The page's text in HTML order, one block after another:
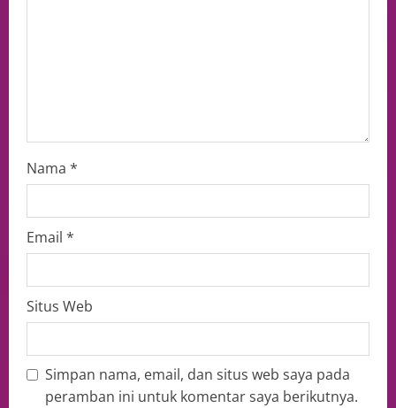
Nama *
Email *
Situs Web
Simpan nama, email, dan situs web saya pada
peramban ini untuk komentar saya berikutnya.